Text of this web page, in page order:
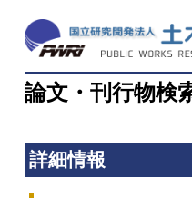
論文・刊行物検
詳細情報